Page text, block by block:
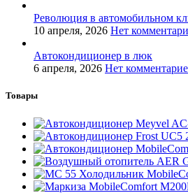
Революция в автомобильном
10 апреля, 2026 Нет
Автокондиционер в люк
6 апреля, 2026 Нет
Товары
Холодильник